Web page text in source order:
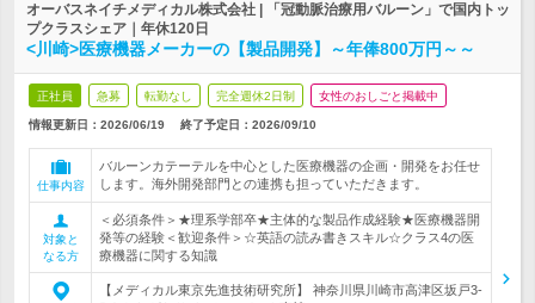
オーバスネイチメディカル株式会社 | 「冠動脈治療用バルーン」で国内トッ
プクラスシェア｜年休120日
<川崎>医療機器メーカーの【製品開発】～年俸800万円～～
正社員 急募 転勤なし 完全週休2日制 女性のおしごと掲載中
情報更新日：2026/06/19 終了予定日： 2026/09/10
仕事内容
バルーンカテーテルを中心とした医療機器の企画・開発をお任せ
します。海外開発部門との連携も担っていただきます。
対象と
なる方
＜必須条件＞★理系学部卒★主体的な製品作成経験★医療機器開
発等の経験＜歓迎条件＞☆英語の読み書きスキル☆クラス4の医
療機器に関する知識
【メディカル東京先進技術研究所】 神奈川県川崎市高津区坂戸3-